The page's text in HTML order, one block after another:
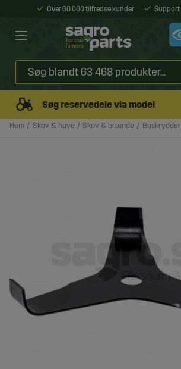
Over 60 000 tilfredse kunder Support
Søg reservedele via model
Hem Skov & have Skov & brænde Buskrydder